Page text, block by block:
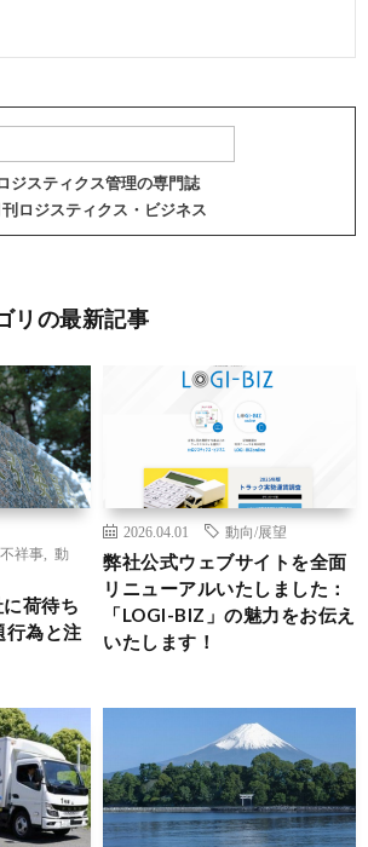
ジスティクス管理の専門誌
刊ロジスティクス・ビジネス
リの最新記事
不祥事
動
荷待ち
行為と注
2026.04.01 動向/展望
弊社公式ウェブサイトを全面
リニューアルいたしました：
「LOGI-BIZ」の魅力をお伝え
いたします！